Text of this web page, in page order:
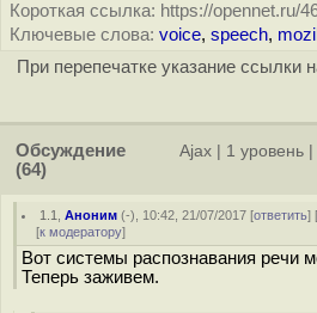
Короткая ссылка: https://opennet.ru/
Ключевые слова: voice, speech,
При перепечатке указание ссылки
Обсуждение
(64)
Ajax 1 уровень
1.1 ,Аноним (-), 10:42, 21/07/2017 [ответить] [
[к модератору]
Вот системы распознавания речи
Теперь заживем.